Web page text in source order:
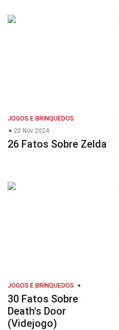
JOGOS E BRINQUEDOS
20 Nov 2024
26 Fatos Sobre Zelda
JOGOS E BRINQUEDOS
30 Fatos Sobre
Death's Door
(Videjogo)